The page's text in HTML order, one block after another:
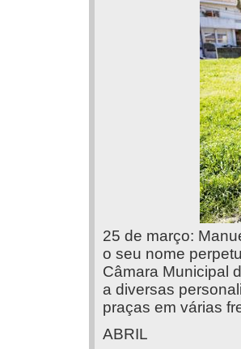
25 de março:
o seu nome
Câmara Municipal
a diversas
praças em várias
ABRIL